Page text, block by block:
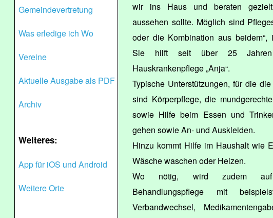
Gemeindevertretung
Was erledige ich Wo
Vereine
Aktuelle Ausgabe als PDF
Archiv
Weiteres:
App für iOS und Android
Weitere Orte
wir ins Haus und beraten
aussehen sollte. Möglich sind
oder die Kombination aus beidem“,
Sie hilft seit über 25 Jahren
Hauskrankenpflege „Anja“.
Typische Unterstützungen, für die
sind Körperpflege, die
sowie Hilfe beim Essen und
gehen sowie An- und Auskleiden.
Hinzu kommt Hilfe im Haushalt wie
Wäsche waschen oder Heizen.
Wo nötig, wird zudem auf
Behandlungspflege mit
Verbandwechsel,